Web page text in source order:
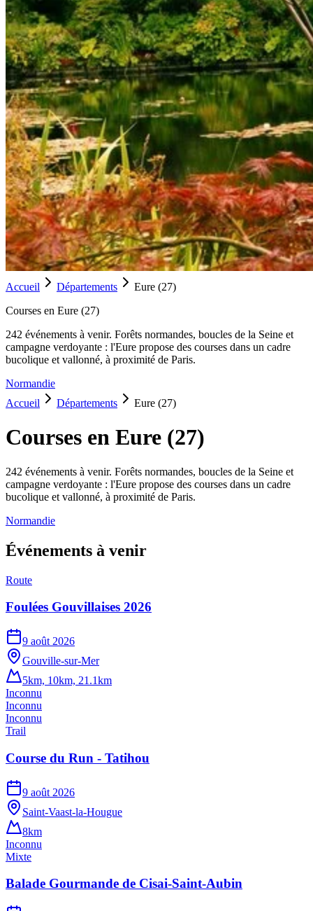
Accueil Départements Eure (27)
Courses en Eure (27)
242 événements à venir. Forêts normandes, boucles de la Seine et
campagne verdoyante : l'Eure propose des courses dans un cadre
bucolique et vallonné, à proximité de Paris.
Normandie
Accueil
Départements Eure (27)
Courses en Eure (27)
242 événements à venir. Forêts normandes, boucles de la Seine et
campagne verdoyante : l'Eure propose des courses dans un cadre
bucolique et vallonné, à proximité de Paris.
Normandie
Événements à venir
Route
Foulées Gouvillaises 2026
9 août 2026
Gouville-sur-Mer
5km, 10km, 21.1km
Inconnu
Inconnu
Inconnu
Trail
Course du Run - Tatihou
9 août 2026
Saint-Vaast-la-Hougue
8km
Inconnu
Mixte
Balade Gourmande de Cisai-Saint-Aubin